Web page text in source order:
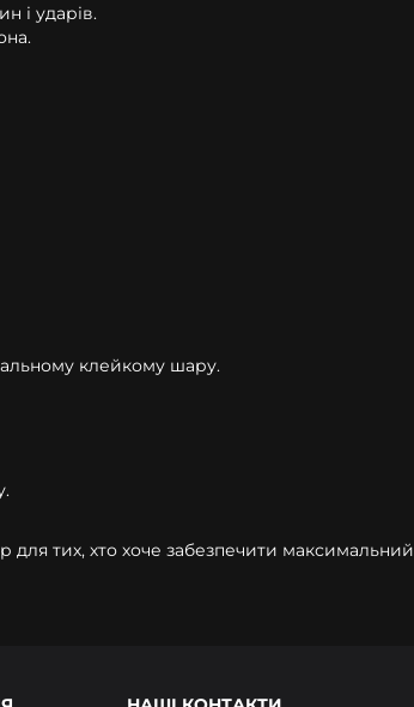
і ударів.
клейкому шару.
для тих, хто хоче забезпечити